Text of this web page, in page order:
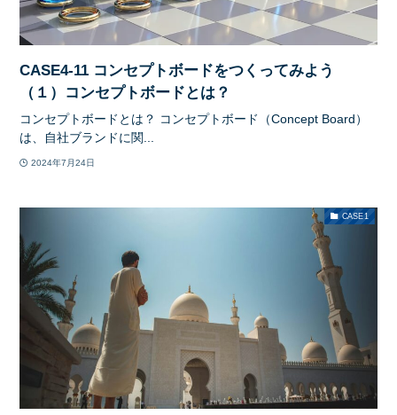
CASE4-11 コンセプトボードをつくってみよう
（１）コンセプトボードとは？
コンセプトボードとは？ コンセプトボード（Concept Board）
は、自社ブランドに関...
2024年7月24日
CASE1